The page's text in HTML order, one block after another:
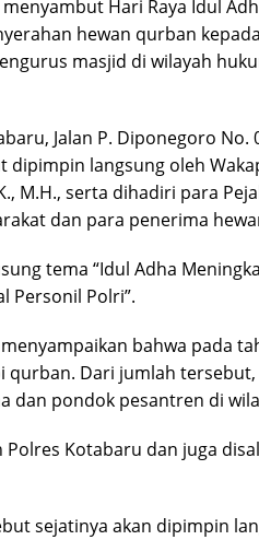
Hari Raya Idul
hewan qurban
masjid di wilayah
Jalan P. Diponegoro No.
dipimpin langsung oleh
M.H., serta dihadiri para
dan para penerima
tema “Idul Adha
Personil Polri”.
bahwa pada
qurban. Dari jumlah tersebut,
dan pondok pesantren di
Kotabaru dan juga
sejatinya akan dipimpin